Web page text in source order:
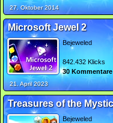
27. Oktober 2014
Microsoft Jewel 2
Bejeweled
842.432 Klicks
30 Kommentare
21. April 2023
Bejeweled